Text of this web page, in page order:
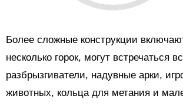
Более сложные конструкции
несколько горок, могут встречаться
разбрызгиватели, надувные арки,
животных, кольца для метания и